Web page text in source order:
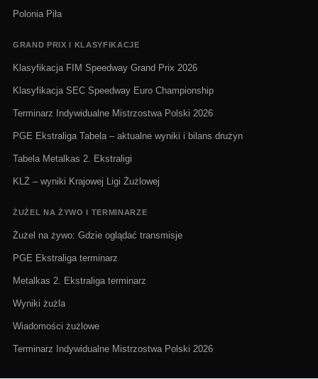
Polonia Piła
GRAND PRIX I KLASYFIKACJE
Klasyfikacja FIM Speedway Grand Prix 2026
Klasyfikacja SEC Speedway Euro Championship
Terminarz Indywidualne Mistrzostwa Polski 2026
PGE Ekstraliga Tabela – aktualne wyniki i bilans drużyn
Tabela Metalkas 2. Ekstraligi
KLŻ – wyniki Krajowej Ligi Żużlowej
ŻUŻEL NA ŻYWO I TERMINARZE
Żużel na żywo: Gdzie oglądać transmisje
PGE Ekstraliga terminarz
Metalkas 2. Ekstraliga terminarz
Wyniki żużla
Wiadomości żużlowe
Terminarz Indywidualne Mistrzostwa Polski 2026